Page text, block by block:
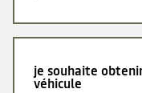
je souhaite
véhicule